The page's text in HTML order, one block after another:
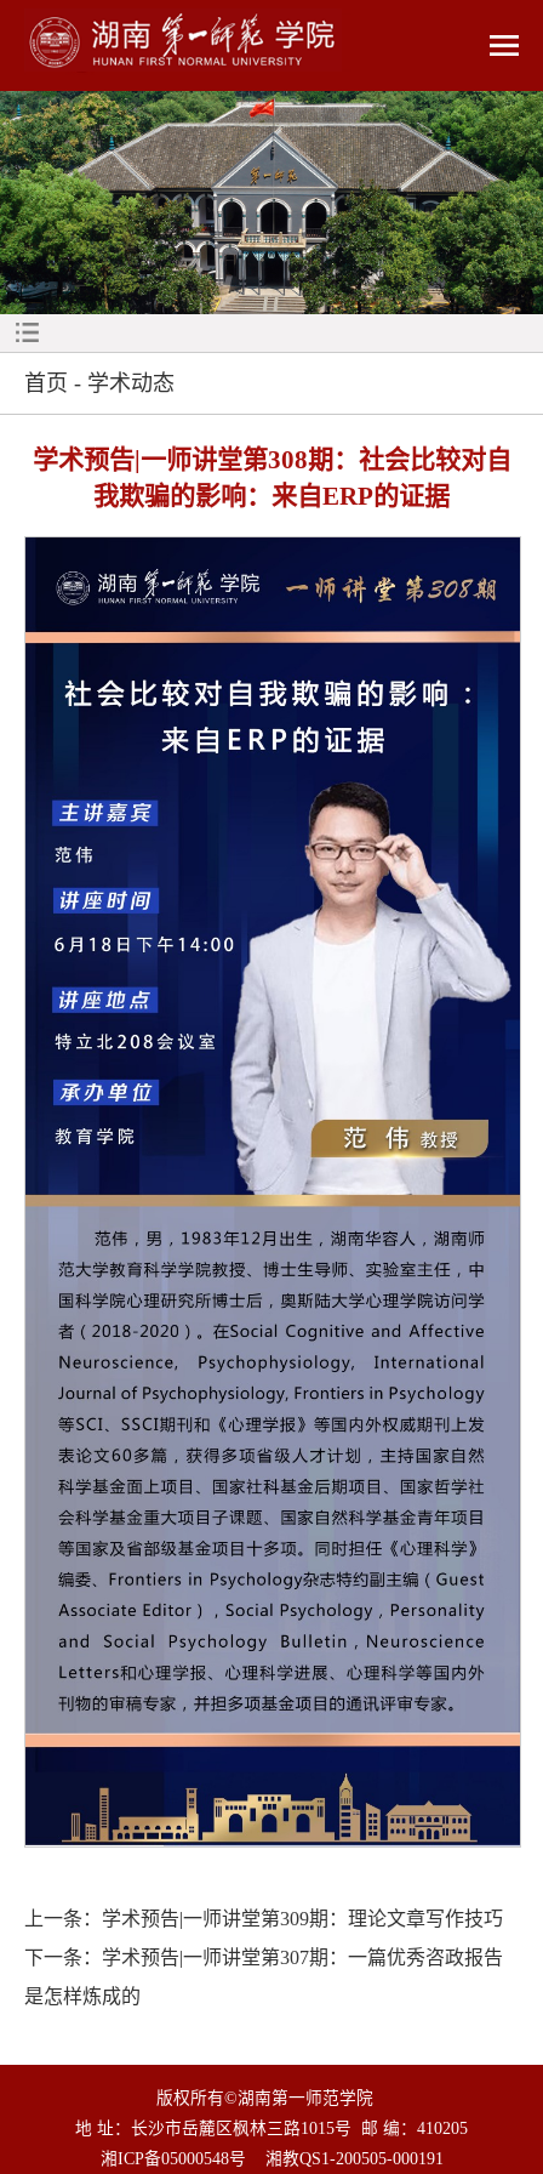
首页 - 学术动态
学术预告|一师讲堂第308期：社会比较对自
我欺骗的影响：来自ERP的证据
上一条： 学术预告|一师讲堂第309期：理论文章写作技巧
下一条： 学术预告|一师讲堂第307期：一篇优秀咨政报告
是怎样炼成的
版权所有©湖南第一师范学院
地 址：长沙市岳麓区枫林三路1015号 邮 编：410205
湘ICP备05000548号 湘教QS1-200505-000191